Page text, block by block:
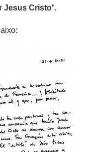
Jesus Cristo”.